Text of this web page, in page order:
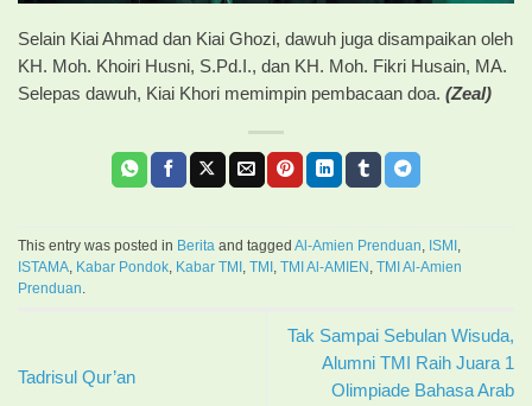
Selain Kiai Ahmad dan Kiai Ghozi, dawuh juga disampaikan oleh
KH. Moh. Khoiri Husni, S.Pd.I., dan KH. Moh. Fikri Husain, MA.
Selepas dawuh, Kiai Khori memimpin pembacaan doa. (Zeal)
This entry was posted in Berita and tagged Al-Amien Prenduan ISMI
ISTAMA
Kabar Pondok Kabar TMI TMI TMI Al-AMIEN
TMI Al-Amien
Prenduan
Tadrisul Qur’an
Tak Sampai Sebulan Wisuda,
Alumni TMI Raih Juara 1
Olimpiade Bahasa Arab